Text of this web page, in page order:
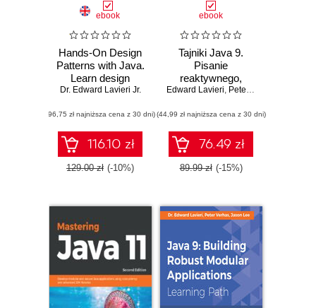
ebook
Hands-On Design
Patterns with Java.
Learn design
patterns that
of large-scale
software
architectures
Dr. Edward Lavieri Jr.
(96,75 zł najniższa cena z 30 dni)
116.10 zł
129.00 zł (-10%)
ebook
Tajniki Java 9.
Pisanie
reaktywnego,
modularnego,
bezpiecznego
kodu
Edward Lavieri, Peter Verhas
(44,99 zł najniższa cena z 30 dni)
76.49 zł
89.99 zł (-15%)